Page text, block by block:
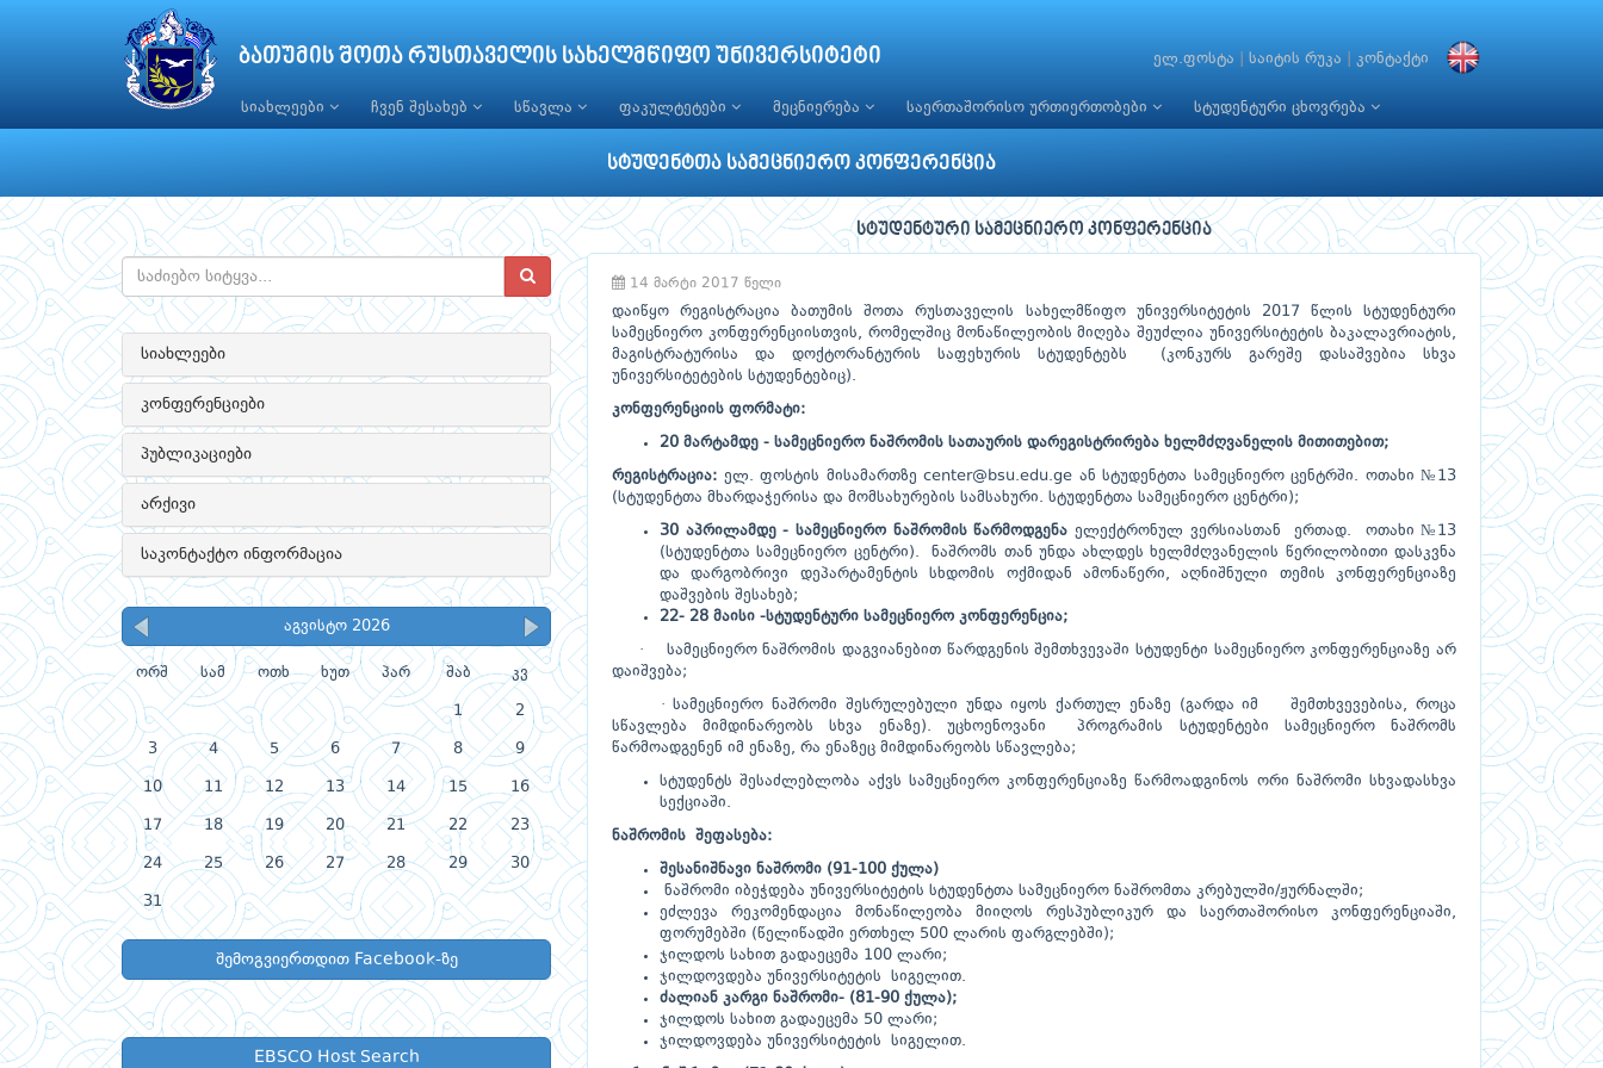
ბათუმის შოთა რუსთაველის სახელმწიფო უნივერსიტეტი ელ.ფოსტა საიტის რუკა კონტაქტი
სიახლეები ჩვენ შესახებ სწავლა ფაკულტეტები მეცნიერება საერთაშორისო ურთიერთობები სტუდენტური ცხოვრება
სტუდენტთა სამეცნიერო კონფერენცია
სიახლეები
კონფერენციები
პუბლიკაციები
არქივი
საკონტაქტო ინფორმაცია
აგვისტო 2026
ორშ სამ ოთხ ხუთ პარ შაბ კვ
1 2
3 4 5 6 7 8 9
10 11 12 13 14 15 16
17 18 19 20 21 22 23
24 25 26 27 28 29 30
31
შემოგვიერთდით Facebook-ზე
EBSCO Host Search
სტუდენტური სამეცნიერო კონფერენცია
14 მარტი 2017 წელი
დაიწყო რეგისტრაცია ბათუმის შოთა რუსთაველის სახელმწიფო უნივერსიტეტის 2017 წლის სტუდენტური
სამეცნიერო კონფერენციისთვის, რომელშიც მონაწილეობის მიღება შეუძლია უნივერსიტეტის ბაკალავრიატის,
მაგისტრატურისა და დოქტორანტურის საფეხურის სტუდენტებს (კონკურს გარეშე დასაშვებია სხვა
უნივერსიტეტების სტუდენტებიც).
კონფერენციის ფორმატი:
20 მარტამდე - სამეცნიერო ნაშრომის სათაურის დარეგისტრირება ხელმძღვანელის მითითებით;
რეგისტრაცია: ელ. ფოსტის მისამართზეcenter@bsu.edu.ge ან სტუდენტთა სამეცნიერო ცენტრში. ოთახი №13
(სტუდენტთა მხარდაჭერისა და მომსახურების სამსახური. სტუდენტთა სამეცნიერო ცენტრი);
30 აპრილამდე - სამეცნიერო ნაშრომის წარმოდგენა ელექტრონულ ვერსიასთან ერთად. ოთახი №13
(სტუდენტთა სამეცნიერო ცენტრი). ნაშრომს თან უნდა ახლდეს ხელმძღვანელის წერილობითი დასკვნა
და დარგობრივი დეპარტამენტის სხდომის ოქმიდან ამონაწერი, აღნიშნული თემის კონფერენციაზე
დაშვების შესახებ;
22- 28 მაისი -სტუდენტური სამეცნიერო კონფერენცია;
· სამეცნიერო ნაშრომის დაგვიანებით წარდგენის შემთხვევაში სტუდენტი სამეცნიერო კონფერენციაზე არ
დაიშვება;
· სამეცნიერო ნაშრომი შესრულებული უნდა იყოს ქართულ ენაზე (გარდა იმ შემთხვევებისა, როცა
სწავლება მიმდინარეობს სხვა ენაზე). უცხოენოვანი პროგრამის სტუდენტები სამეცნიერო ნაშრომს
წარმოადგენენ იმ ენაზე, რა ენაზეც მიმდინარეობს სწავლება;
სტუდენტს შესაძლებლობა აქვს სამეცნიერო კონფერენციაზე წარმოადგინოს ორი ნაშრომი სხვადასხვა
სექციაში.
ნაშრომის შეფასება:
შესანიშნავი ნაშრომი (91-100 ქულა)
ნაშრომი იბეჭდება უნივერსიტეტის სტუდენტთა სამეცნიერო ნაშრომთა კრებულში/ჟურნალში;
ეძლევა რეკომენდაცია მონაწილეობა მიიღოს რესპუბლიკურ და საერთაშორისო კონფერენციაში,
ფორუმებში (წელიწადში ერთხელ 500 ლარის ფარგლებში);
ჯილდოს სახით გადაეცემა 100 ლარი;
ჯილდოვდება უნივერსიტეტის სიგელით.
ძალიან კარგი ნაშრომი- (81-90 ქულა);
ჯილდოს სახით გადაეცემა 50 ლარი;
ჯილდოვდება უნივერსიტეტის სიგელით.